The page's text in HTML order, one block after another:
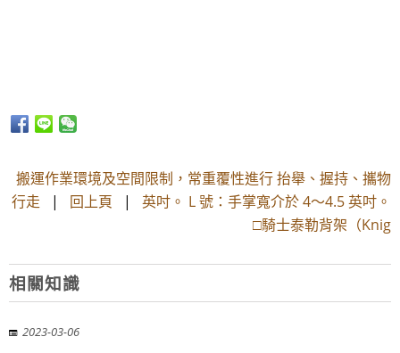
搬運作業環境及空間限制，常重覆性進行 抬舉、握持、攜物
行走 | 回上頁 | 英吋。 L 號：手掌寬介於 4～4.5 英吋。
□騎士泰勒背架（Knig
相關知識
2023-03-06